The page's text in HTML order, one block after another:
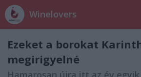
Winelovers
Ezeket a borokat
megirigyelné
Hamarosan újra itt az év